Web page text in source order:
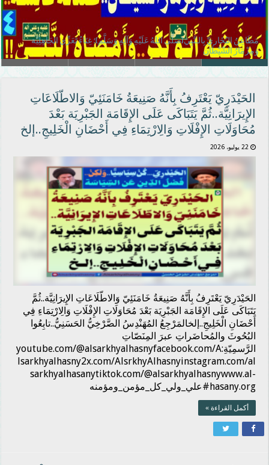
مَطَاعِنُ البُخَاريِّ بِالـنَّبِيّ(صَلَّى اللهُ عَلَيْهِ وَآلِهِ وَسَلَّم)؛ غِنَاءُ تَعَزِّي الجَاهِلِيَّة
وَمِزْمَارُ الشّيْطَان
أَفْضَلُ نِسَاءِ النَّبِيّ (صلى الله عليه وآله وسلم) فَاطِمَةُ (عليها السلام)
أفضل نساء النبي (صلّى الله عليه وآله وسلّم)
أقل نساء النبي (صلّى الله عليه وآله وسلّم) فضلاً
الحَيْدَرِيّ يَعْتَرِفُ بِأَنَّهُ صَنِيعَةُ خَامَنَئِيّ وَالاطّلَاعَاتِ
الإِيرَانِيَّة..ثُمَّ يَتَبَاكَى عَلَى الإِقَامَة الجَبْرِيَة بَعْدَ
مُحَاوَلَاتِ الإِفْلَاتِ وَالِارْتِمَاءِ فِي أَحْضَانِ الْخَلِيجِ..إلخ
22 يوليو، 2026
الحَيْدَرِيّ يَعْتَرِفُ بِأَنَّهُ صَنِيعَةُ خَامَنَئِيّ وَالاطّلَاعَاتِ الإِيرَانِيَّة..ثُمَّ
يَتَبَاكَى عَلَى الإِقَامَة الجَبْرِيَة بَعْدَ مُحَاوَلَاتِ الإِفْلَاتِ وَالِارْتِمَاءِ فِي
أَحْضَانِ الْخَلِيجِ..إلخالمَرْجِعُ المُهَنْدِسُ الصَّرْخِيُّ الحَسَنِيُّ..تابِعُوا
البُحُوثَ والمُحاضَراتِ عبرَ المِنَصّاتِ
الرَّسمِيّةِ:youtube.com/@alsarkhyalhasnyfacebook.com/A
lsarkhyalhasny2x.com/AlsrkhyAlhasnyinstagram.com/al
sarkhyalhasanytiktok.com/@alsarkhyalhasnywww.al-
hasany.org#علي_ولي_كل_مؤمن_ومؤمنه
أكمل القراءة »